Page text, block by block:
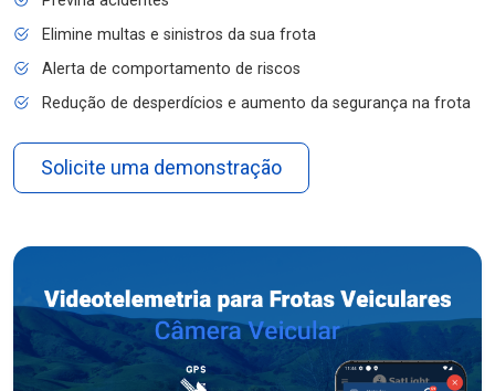
Elimine multas e sinistros da sua frota
Alerta de comportamento de riscos
Redução de desperdícios e aumento da segurança na frota
Solicite uma demonstração